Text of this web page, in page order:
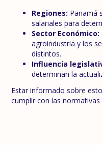
Regiones: Panamá
salariales para
Sector Económico:
agroindustria y los
distintos.
Influencia
determinan la
Estar informado sobre
cumplir con las